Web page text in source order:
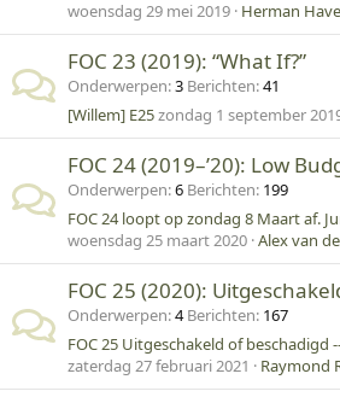
woensdag 29 mei 2019 Herman
FOC 23 (2019): “What If?”
Onderwerpen 3 Berichten 41
[Willem] E25zondag 1 september
FOC 24 (2019–’20): Low
Onderwerpen 6 Berichten 199
woensdag 25 maart 2020 Alex van
FOC 25 (2020):
Onderwerpen 4 Berichten 167
zaterdag 27 februari 2021
Raymond